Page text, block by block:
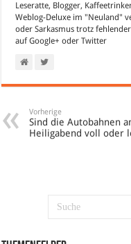
Leseratte, Blogger,
Weblog-Deluxe im "Neuland"
oder Sarkasmus trotz
aufGoogle+ oderTwitter
Vorherige
Sind die Autobahnen
Heiligabend voll oder